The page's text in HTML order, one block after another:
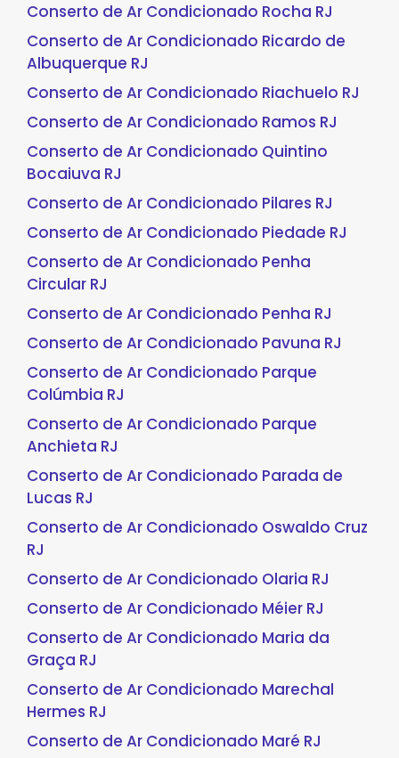
Conserto de Ar Condicionado Rocha RJ
Conserto de Ar Condicionado Ricardo de
Albuquerque RJ
Conserto de Ar Condicionado Riachuelo RJ
Conserto de Ar Condicionado Ramos RJ
Conserto de Ar Condicionado Quintino
Bocaiuva RJ
Conserto de Ar Condicionado Pilares RJ
Conserto de Ar Condicionado Piedade RJ
Conserto de Ar Condicionado Penha
Circular RJ
Conserto de Ar Condicionado Penha RJ
Conserto de Ar Condicionado Pavuna RJ
Conserto de Ar Condicionado Parque
Colúmbia RJ
Conserto de Ar Condicionado Parque
Anchieta RJ
Conserto de Ar Condicionado Parada de
Lucas RJ
Conserto de Ar Condicionado Oswaldo Cruz
RJ
Conserto de Ar Condicionado Olaria RJ
Conserto de Ar Condicionado Méier RJ
Conserto de Ar Condicionado Maria da
Graça RJ
Conserto de Ar Condicionado Marechal
Hermes RJ
Conserto de Ar Condicionado Maré RJ